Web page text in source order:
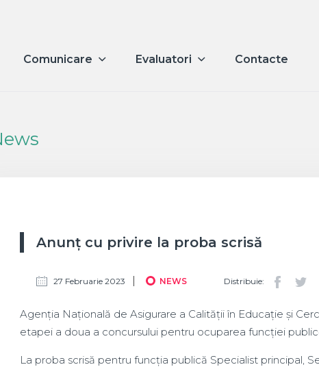
Comunicare Evaluatori Contacte
Anunț cu privire la proba scrisă
27 Februarie 2023 NEWS Distribuie:
Agenția Națională de Asigurare a Calității în Educație și
etapei a doua a concursului pentru ocuparea funcției
La proba scrisă pentru funcția publică Specialist principal,